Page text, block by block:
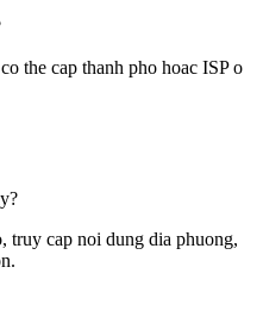
the cap thanh pho hoac ISP o
truy cap noi dung dia phuong,